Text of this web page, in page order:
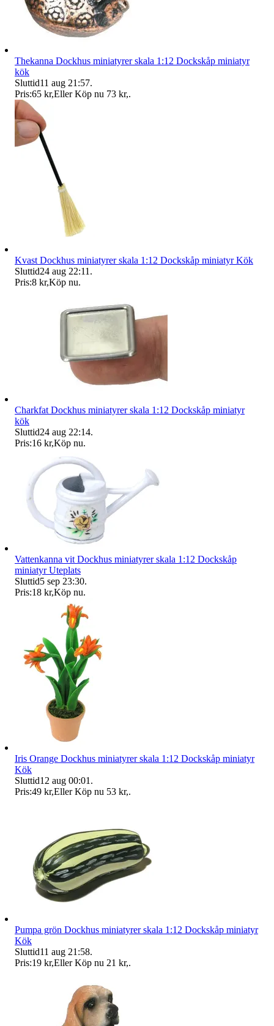
Thekanna Dockhus miniatyrer skala 1:12 Dockskåp miniatyr
kök
Sluttid11 aug 21:57.
Pris:65 kr,Eller Köp nu 73 kr,.
Kvast Dockhus miniatyrer skala 1:12 Dockskåp miniatyr Kök
Sluttid24 aug 22:11 .
Pris:8 kr,Köp nu.
Charkfat Dockhus miniatyrer skala 1:12 Dockskåp miniatyr
kök
Sluttid24 aug 22:14.
Pris:16 kr,Köp nu.
Vattenkanna vit Dockhus miniatyrer skala 1:12 Dockskåp
miniatyr Uteplats
Sluttid5 sep 23:30.
Pris:18 kr,Köp nu.
Iris Orange Dockhus miniatyrer skala 1:12 Dockskåp miniatyr
Kök
Sluttid12 aug 00:01 .
Pris:49 kr,Eller Köp nu 53 kr,.
Pumpa grön Dockhus miniatyrer skala 1:12 Dockskåp miniatyr
Kök
Sluttid11 aug 21:58.
Pris:19 kr,Eller Köp nu 21 kr,.